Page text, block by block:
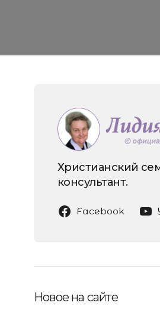
Христианский
консультант.
Facebook
Новое на сайте